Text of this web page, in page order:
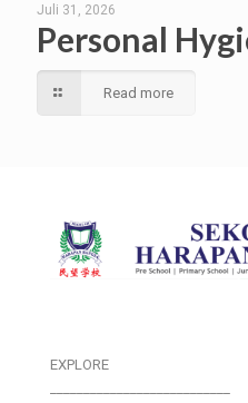
Juli 31, 2026
Personal
Read more
EXPLORE